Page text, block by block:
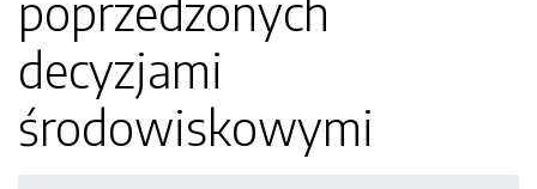
poprzedzonych
decyzjami
środowiskowymi